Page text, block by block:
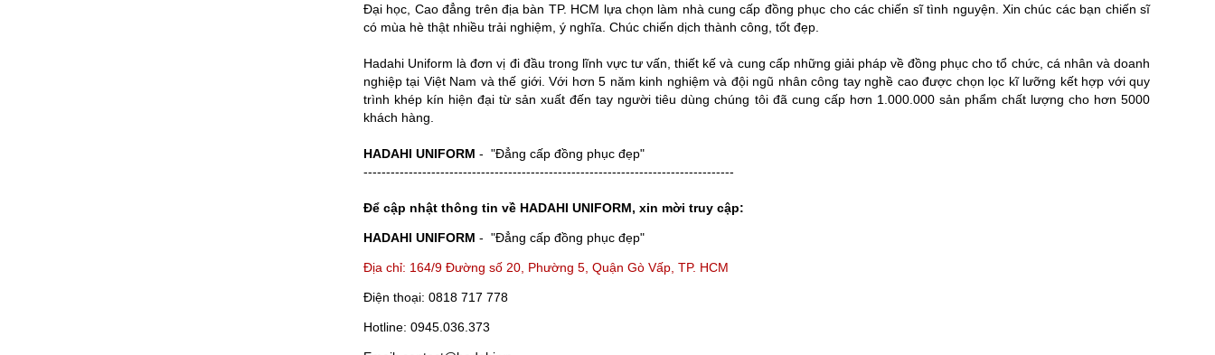
Đại học, Cao đẳng trên địa bàn TP. HCM lựa chọn làm nhà cung cấp đồng phục cho các chiến sĩ tình nguyện. Xin chúc các bạn chiến sĩ
có mùa hè thật nhiều trải nghiệm, ý nghĩa. Chúc chiến dịch thành công, tốt đẹp.
Hadahi Uniform là đơn vị đi đầu trong lĩnh vực tư vấn, thiết kế và cung cấp những giải pháp về đồng phục cho tổ chức, cá nhân và doanh
nghiệp tại Việt Nam và thế giới. Với hơn 5 năm kinh nghiệm và đội ngũ nhân công tay nghề cao được chọn lọc kĩ lưỡng kết hợp với quy
trình khép kín hiện đại từ sản xuất đến tay người tiêu dùng chúng tôi đã cung cấp hơn 1.000.000 sản phẩm chất lượng cho hơn 5000
khách hàng.
HADAHI UNIFORM - "Đẳng cấp đồng phục đẹp"
----------------------------------------------------------------------------------
Để cập nhật thông tin về HADAHI UNIFORM, xin mời truy cập:
HADAHI UNIFORM - "Đẳng cấp đồng phục đẹp"
Địa chỉ: 164/9 Đường số 20, Phường 5, Quận Gò Vấp, TP. HCM
Điện thoại: 0818 717 778
Hotline: 0945.036.373